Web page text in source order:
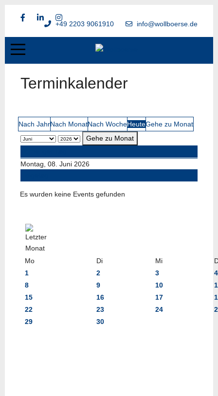
+49 2203 9061910 info@wollboerse.de
Terminkalender
Nach JahrNach MonatNach WocheHeuteGehe zu Monat
Gehe zu Monat
Montag, 08. Juni 2026
Es wurden keine Events gefunden
Mo Di Mi
1
2 3
4
8
9 10
15
16 17
22
23 24
29
30